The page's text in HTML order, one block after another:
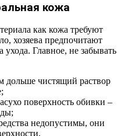
кожа
как кожа требуют
хозяева предпочитают
ухода. Главное, не забывать
дольше чистящий раствор
поверхность обивки –
недопустимы, они